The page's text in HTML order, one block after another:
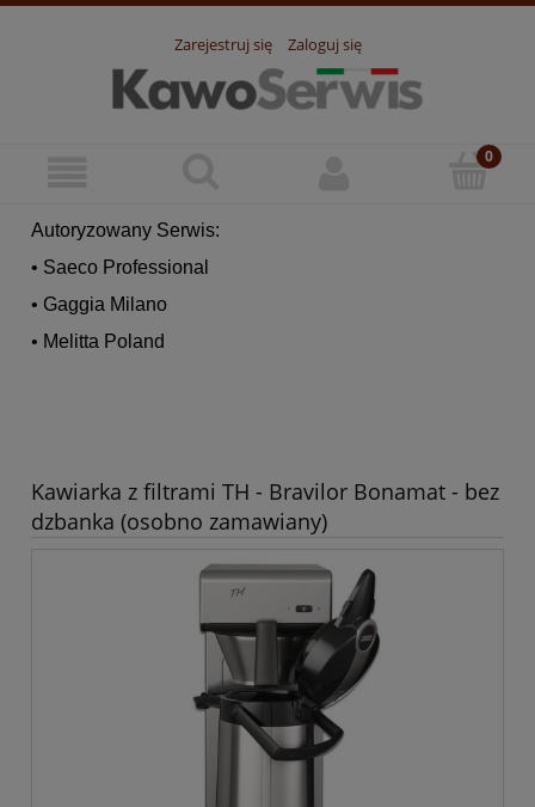
Zarejestruj się Zaloguj się
Autoryzowany Serwis:
• Saeco Professional
• Gaggia Milano
• Melitta Poland
Kawiarka z filtrami TH - Bravilor Bonamat - bez
dzbanka (osobno zamawiany)